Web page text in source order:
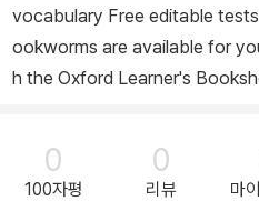
vocabulary Free editable
ookworms are available for
h the Oxford Learner's
0
100자평
0
리뷰 마